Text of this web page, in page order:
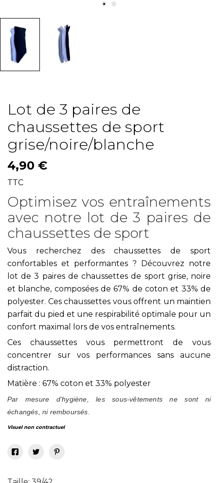
Lot de 3 paires de
chaussettes de sport
grise/noire/blanche
4,90 €
TTC
Optimisez vos entraînements
avec notre lot de 3 paires de
chaussettes de sport
Vous recherchez des chaussettes de sport
confortables et performantes ? Découvrez notre
lot de 3 paires de chaussettes de sport grise, noire
et blanche, composées de 67% de coton et 33% de
polyester. Ces chaussettes vous offrent un maintien
parfait du pied et une respirabilité optimale pour un
confort maximal lors de vos entraînements.
Ces chaussettes vous permettront de vous
concentrer sur vos performances sans aucune
distraction.
Matière : 67% coton et 33% polyester
Par mesure d'hygiène, les sous-vêtements ne sont ni
échangés, ni remboursés.
Visuel non contractuel